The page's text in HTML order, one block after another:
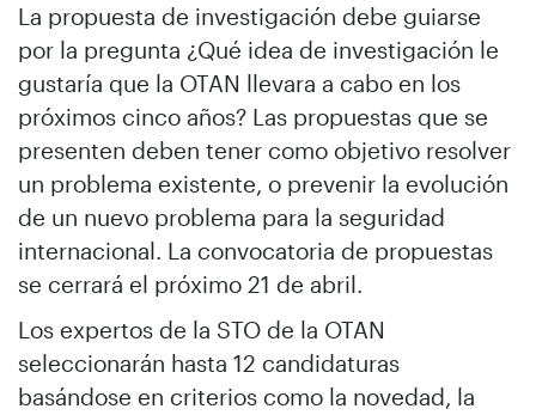
La propuesta de investigación debe guiarse
por la pregunta ¿Qué idea de investigación le
gustaría que la OTAN llevara a cabo en los
próximos cinco años? Las propuestas que se
presenten deben tener como objetivo resolver
un problema existente, o prevenir la evolución
de un nuevo problema para la seguridad
internacional. La convocatoria de propuestas
se cerrará el próximo 21 de abril.
Los expertos de la STO de la OTAN
seleccionarán hasta 12 candidaturas
basándose en criterios como la novedad, la